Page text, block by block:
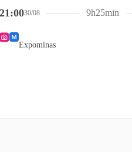
21:0030/08
Expominas
9h25min